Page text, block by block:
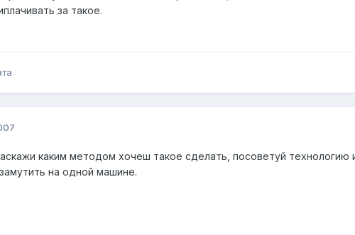
за такое.
каким методом хочеш такое сделать, посоветуй технологию
на одной машине.